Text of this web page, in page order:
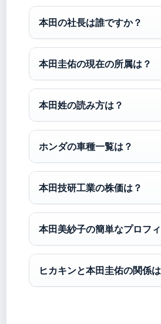
本田の社長は誰ですか？
本田圭佑の現在の所属は？
本田姓の読み方は？
ホンダの車種一覧は？
本田技研工業の株価は？
本田美紗子の簡単なプロフ
ヒカキンと本田圭佑の関係